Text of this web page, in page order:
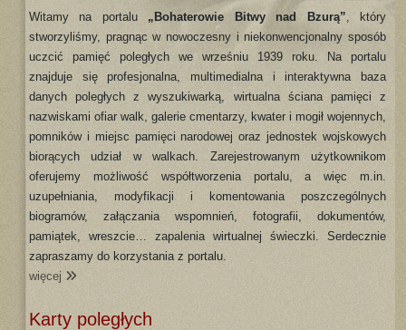
Witamy na portalu „Bohaterowie Bitwy nad Bzurą”, który
stworzyliśmy, pragnąc w nowoczesny i niekonwencjonalny sposób
uczcić pamięć poległych we wrześniu 1939 roku. Na portalu
znajduje się profesjonalna, multimedialna i interaktywna baza
danych poległych z wyszukiwarką, wirtualna ściana pamięci z
nazwiskami ofiar walk, galerie cmentarzy, kwater i mogił wojennych,
pomników i miejsc pamięci narodowej oraz jednostek wojskowych
biorących udział w walkach. Zarejestrowanym użytkownikom
oferujemy możliwość współtworzenia portalu, a więc m.in.
uzupełniania, modyfikacji i komentowania poszczególnych
biogramów, załączania wspomnień, fotografii, dokumentów,
pamiątek, wreszcie… zapalenia wirtualnej świeczki. Serdecznie
zapraszamy do korzystania z portalu.
więcej
Karty poległych